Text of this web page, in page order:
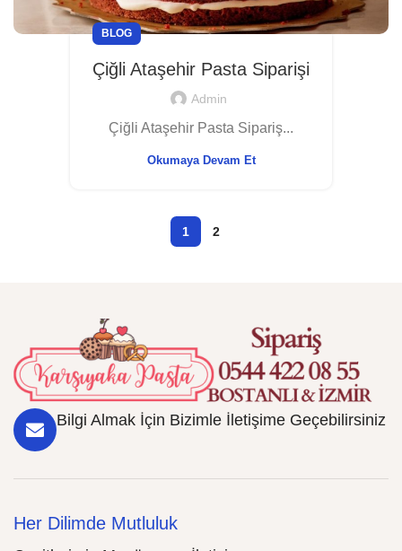
BLOG
Çiğli Ataşehir Pasta Siparişi
Admin
Çiğli Ataşehir Pasta Sipariş...
Okumaya Devam Et
1 2
Bilgi Almak İçin Bizimle İletişime Geçebilirsiniz
Her Dilimde Mutluluk